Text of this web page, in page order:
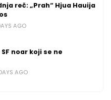
reč: „Prah“ Hjua Hauija
AGO
noar koji se ne
AGO